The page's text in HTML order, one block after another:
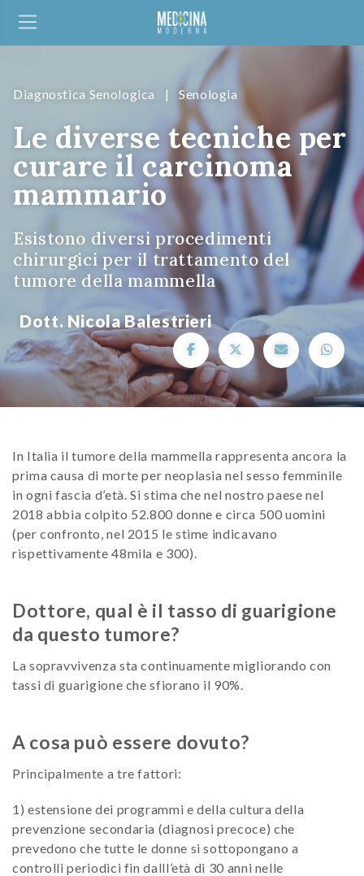
Diagnostica Senologica | Senologia
Le diverse tecniche per
curare il carcinoma
mammario
Esistono diversi procedimenti
chirurgici per il trattamento del
tumore della mammella
Dott. Nicola Balestrieri
In Italia il tumore della mammella rappresenta ancora la
prima causa di morte per neoplasia nel sesso femminile
in ogni fascia d’età. Si stima che nel nostro paese nel
2018 abbia colpito 52.800 donne e circa 500 uomini
(per confronto, nel 2015 le stime indicavano
rispettivamente 48mila e 300).
Dottore, qual è il tasso di guarigione
da questo tumore?
La sopravvivenza sta continuamente migliorando con
tassi di guarigione che sfiorano il 90%.
A cosa può essere dovuto?
Principalmente a tre fattori:
1) estensione dei programmi e della cultura della
prevenzione secondaria (diagnosi precoce) che
prevedono che tutte le donne si sottopongano a
controlli periodici fin dalll’età di 30 anni nelle